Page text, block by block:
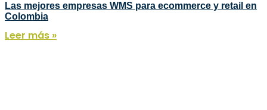
Las mejores empresas WMS para ecommerce y retail en
Colombia
Leer más »